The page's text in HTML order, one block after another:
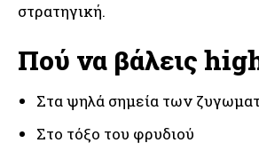
στρατηγική.
Πού να βάλεις
Στα ψηλά σημεία των
Στο τόξο του φρυδιού